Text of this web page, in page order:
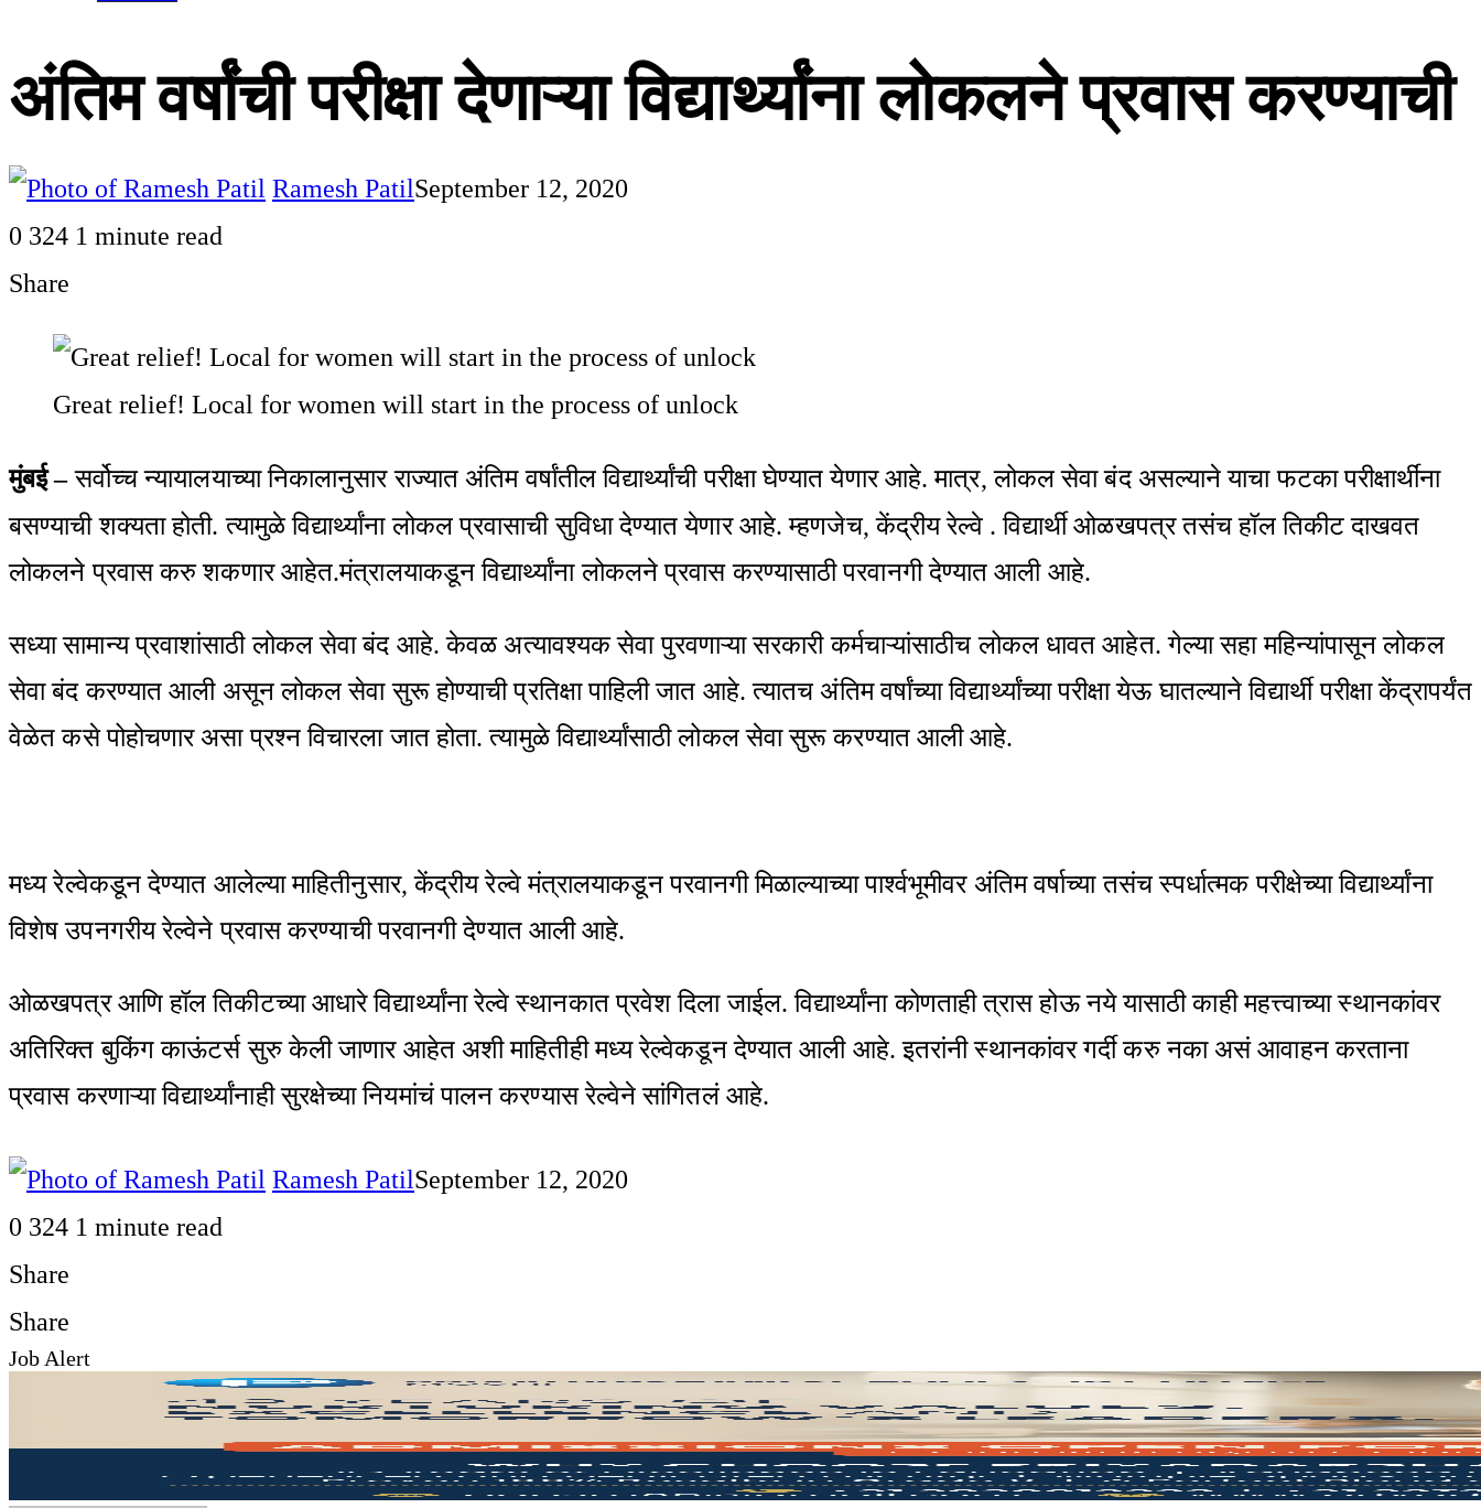
अंतिम वर्षांची परीक्षा देणाऱ्या विद्यार्थ्यांना लोकलने प्रवास करण्याची
Ramesh PatilSeptember 12, 2020
0 324 1 minute read
Share
Facebook
Twitter
LinkedIn
Pinterest
WhatsApp
Telegram
Share
Print
Great relief! Local for women will start in the process of unlock
मुंबई –सर्वोच्च न्यायालयाच्या निकालानुसार राज्यात अंतिम वर्षांतील विद्यार्थ्यांची परीक्षा घेण्यात येणार आहे. मात्र, लोकल सेवा बंद असल्याने याचा फटका परीक्षार्थींना
बसण्याची शक्यता होती. त्यामुळे विद्यार्थ्यांना लोकल प्रवासाची सुविधा देण्यात येणार आहे. म्हणजेच, केंद्रीय रेल्वे . विद्यार्थी ओळखपत्र तसंच हॉल तिकीट दाखवत
लोकलने प्रवास करु शकणार आहेत.मंत्रालयाकडून विद्यार्थ्यांना लोकलने प्रवास करण्यासाठी परवानगी देण्यात आली आहे.
सध्या सामान्य प्रवाशांसाठी लोकल सेवा बंद आहे. केवळ अत्यावश्यक सेवा पुरवणाऱ्या सरकारी कर्मचाऱ्यांसाठीच लोकल धावत आहेत. गेल्या सहा महिन्यांपासून लोकल
सेवा बंद करण्यात आली असून लोकल सेवा सुरू होण्याची प्रतिक्षा पाहिली जात आहे. त्यातच अंतिम वर्षांच्या विद्यार्थ्यांच्या परीक्षा येऊ घातल्याने विद्यार्थी परीक्षा केंद्रापर्यंत
वेळेत कसे पोहोचणार असा प्रश्न विचारला जात होता. त्यामुळे विद्यार्थ्यांसाठी लोकल सेवा सुरू करण्यात आली आहे.
मध्य रेल्वेकडून देण्यात आलेल्या माहितीनुसार, केंद्रीय रेल्वे मंत्रालयाकडून परवानगी मिळाल्याच्या पार्श्वभूमीवर अंतिम वर्षाच्या तसंच स्पर्धात्मक परीक्षेच्या विद्यार्थ्यांना
विशेष उपनगरीय रेल्वेने प्रवास करण्याची परवानगी देण्यात आली आहे.
ओळखपत्र आणि हॉल तिकीटच्या आधारे विद्यार्थ्यांना रेल्वे स्थानकात प्रवेश दिला जाईल. विद्यार्थ्यांना कोणताही त्रास होऊ नये यासाठी काही महत्त्वाच्या स्थानकांवर
अतिरिक्त बुकिंग काऊंटर्स सुरु केली जाणार आहेत अशी माहितीही मध्य रेल्वेकडून देण्यात आली आहे. इतरांनी स्थानकांवर गर्दी करु नका असं आवाहन करताना
प्रवास करणाऱ्या विद्यार्थ्यांनाही सुरक्षेच्या नियमांचं पालन करण्यास रेल्वेने सांगितलं आहे.
Ramesh PatilSeptember 12, 2020
0 324 1 minute read
Share
Facebook
Twitter
LinkedIn
Pinterest
WhatsApp
Telegram
Share
via
Print
Share
Facebook
Twitter
LinkedIn
Pinterest
Messenger
Messenger
WhatsApp
Telegram
Share
Print
Job Alert